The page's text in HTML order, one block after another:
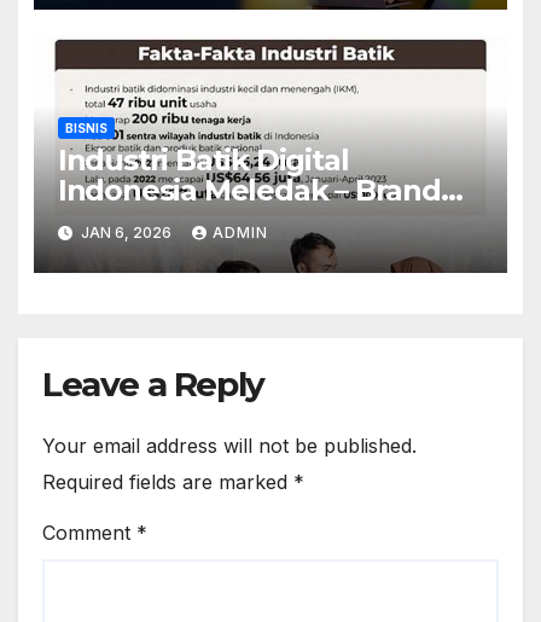
BISNIS
Industri Batik Digital
Indonesia Meledak – Brand
Lokal Tembus Pasar Eropa
JAN 6, 2026 ADMIN
Leave a Reply
Your email address will not be published.
Required fields are marked *
Comment *